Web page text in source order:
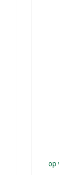
op